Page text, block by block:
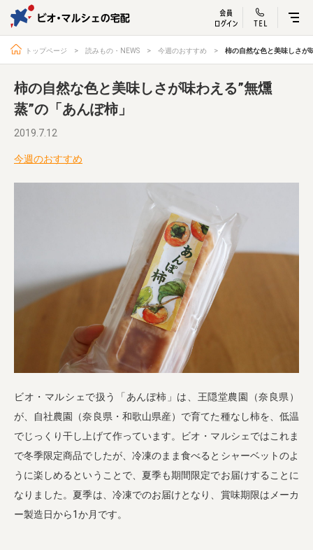
ビオ・マルシェ
宅配サービス紹介 有機野菜のお試しセッ
入
よくある質問
生産者・製造者
取扱店 ビオママクラブ
お問い合わせ 放射性物質への対応
会社概要 採用情報
業務用卸
トップページ 読みもの・NEWS 今週のおすすめ 柿の自然な色と美味しさが
柿の自然な色と美味しさが味わえる”無燻
蒸”の「あんぽ柿」
2019.7.12
今週のおすすめ
ビオ・マルシェで扱う「あんぽ柿」は、王隠堂農園（奈良県）
が、自社農園（奈良県・和歌山県産）で育てた種なし柿を、低温
でじっくり干し上げて作っています。ビオ・マルシェではこれま
で冬季限定商品でしたが、冷凍のまま食べるとシャーベットのよ
うに楽しめるということで、夏季も期間限定でお届けすることに
なりました。夏季は、冷凍でのお届けとなり、賞味期限はメーカ
ー製造日から1か月です。